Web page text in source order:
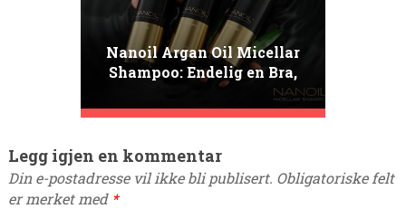
Nanoil Argan Oil Micellar
Shampoo: Endelig en Bra,
Fuktighetsgivende Sjampo!
Legg igjen en kommentar
Din e-postadresse vil ikke bli publisert. Obligatoriske felt
er merket med *